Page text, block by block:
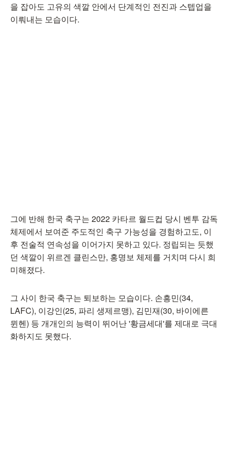
을 잡아도 고유의 색깔 안에서 단계적인 전진과 스텝업을
이뤄내는 모습이다.
그에 반해 한국 축구는 2022 카타르 월드컵 당시 벤투 감독
체제에서 보여준 주도적인 축구 가능성을 경험하고도, 이
후 전술적 연속성을 이어가지 못하고 있다. 정립되는 듯했
던 색깔이 위르겐 클린스만, 홍명보 체제를 거치며 다시 희
미해졌다.
그 사이 한국 축구는 퇴보하는 모습이다. 손흥민(34,
LAFC), 이강인(25, 파리 생제르맹), 김민재(30, 바이에른
뮌헨) 등 개개인의 능력이 뛰어난 '황금세대'를 제대로 극대
화하지도 못했다.